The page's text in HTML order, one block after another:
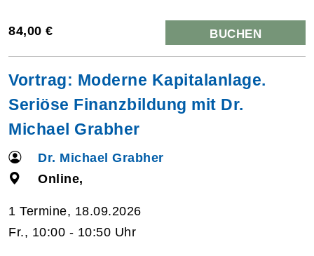
84,00 € BUCHEN
Vortrag: Moderne Kapitalanlage.
Seriöse Finanzbildung mit Dr.
Michael Grabher
Dr. Michael Grabher
Online,
1 Termine, 18.09.2026
Fr., 10:00 - 10:50 Uhr